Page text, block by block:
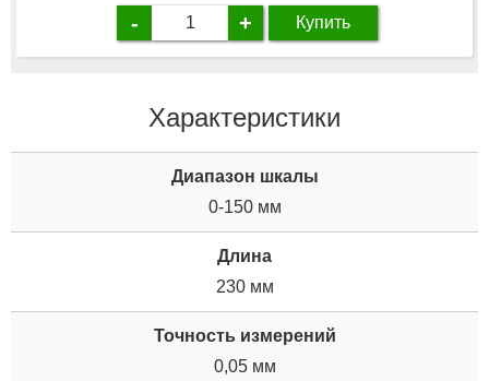
- + Купить
Характеристики
Диапазон шкалы
0-150 мм
Длина
230 мм
Точность измерений
0,05 мм